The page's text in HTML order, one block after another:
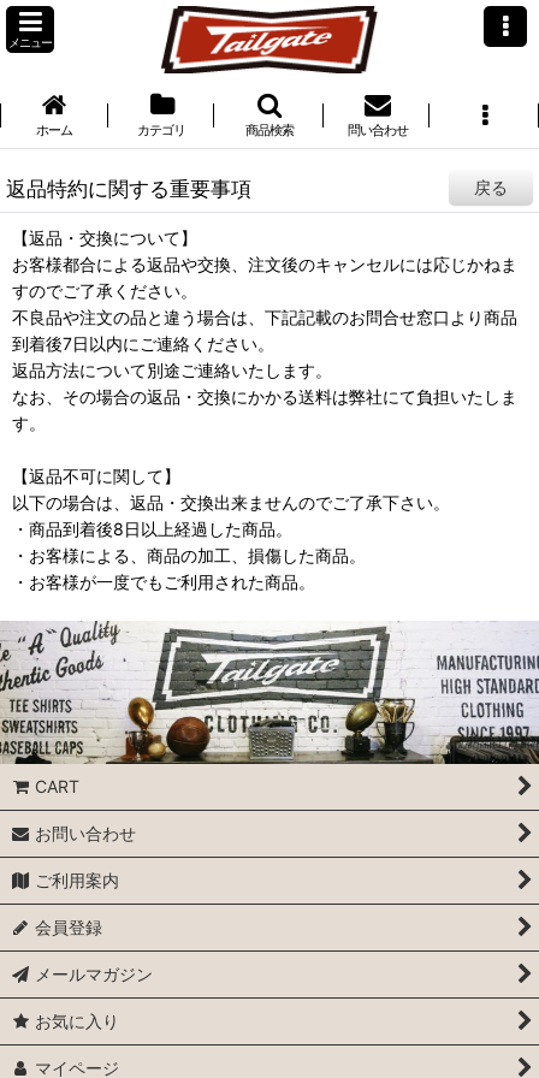
メニュー
ホーム カテゴリ 商品検索 問い合わせ
返品特約に関する重要事項 戻る
【返品・交換について】
お客様都合による返品や交換、注文後のキャンセルには応じかねま
すのでご了承ください。
不良品や注文の品と違う場合は、下記記載のお問合せ窓口より商品
到着後7日以内にご連絡ください。
返品方法について別途ご連絡いたします。
なお、その場合の返品・交換にかかる送料は弊社にて負担いたしま
す。
【返品不可に関して】
以下の場合は、返品・交換出来ませんのでご了承下さい。
・商品到着後8日以上経過した商品。
・お客様による、商品の加工、損傷した商品。
・お客様が一度でもご利用された商品。
CART
お問い合わせ
ご利用案内
会員登録
メールマガジン
お気に入り
マイページ